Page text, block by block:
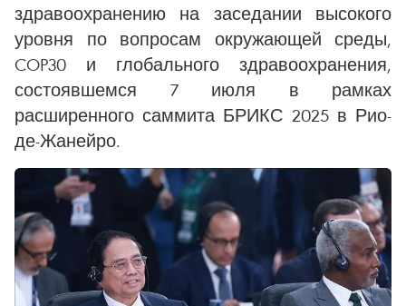
здравоохранению на заседании высокого
уровня по вопросам окружающей среды,
COP30 и глобального здравоохранения,
состоявшемся 7 июля в рамках
расширенного саммита БРИКС 2025 в Рио-
де-Жанейро.